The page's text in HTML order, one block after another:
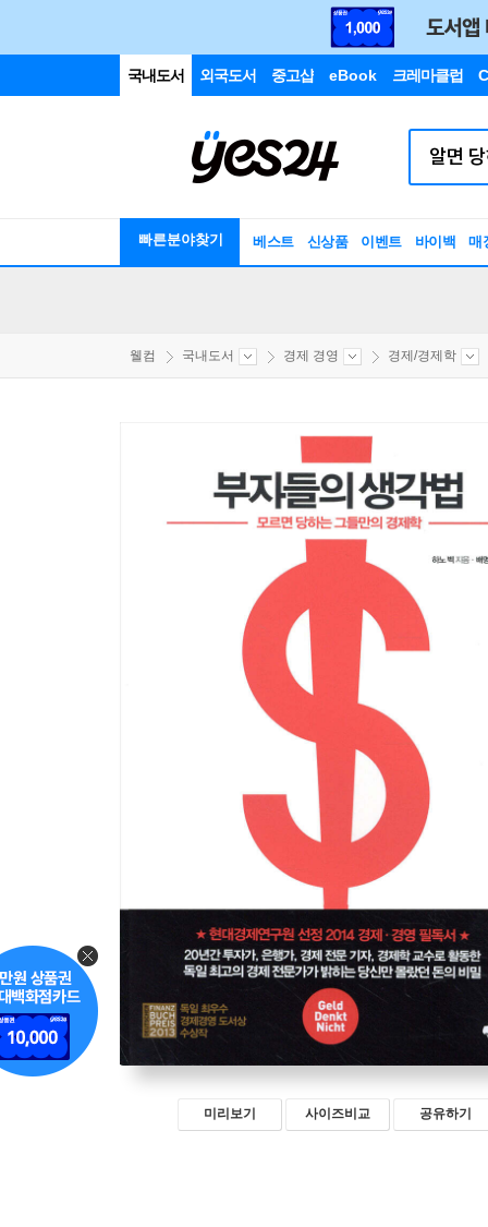
국내도서 외국도서 중고샵 eBook 크레마클럽
빠른분야찾기 베스트 신상품 이벤트 바이백 매
웰컴 국내도서 경제 경영 경제/경제학
미리보기 사이즈비교 공유하기